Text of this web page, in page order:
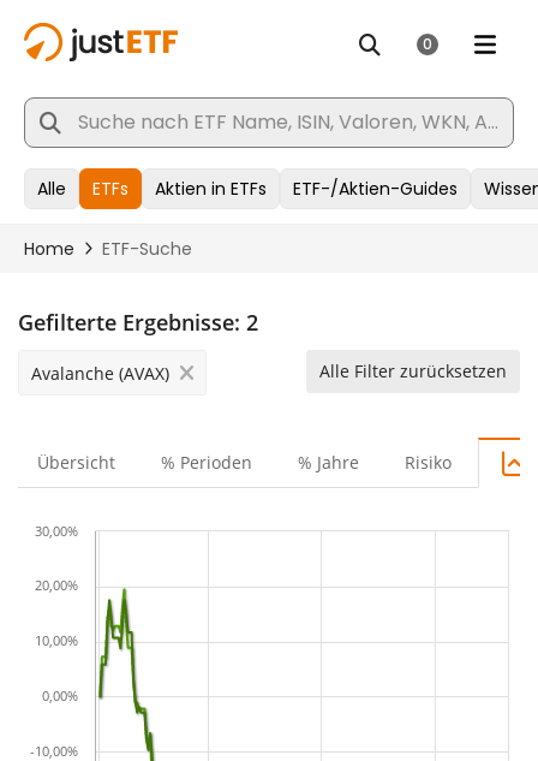
Gefilterte Ergebnisse: 2
Avalanche (AVAX) Alle Filter zurücksetzen
Übersicht % Perioden % Jahre Risiko
-10,00%
0,00%
10,00%
20,00%
30,00%